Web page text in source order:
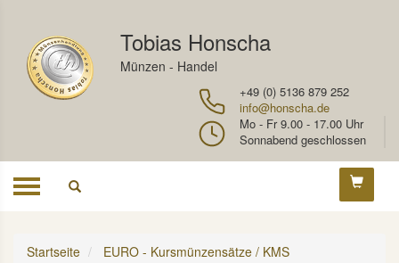
Tobias Honscha
Münzen - Handel
+49 (0) 5136 879 252
info@honscha.de
Mo - Fr 9.00 - 17.00 Uhr
Sonnabend geschlossen
Toggle
Startseite
EURO - Kursmünzensätze / KMS